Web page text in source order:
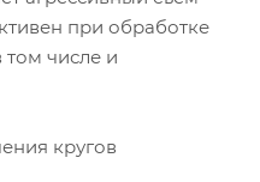
при обработке
числе и
кругов